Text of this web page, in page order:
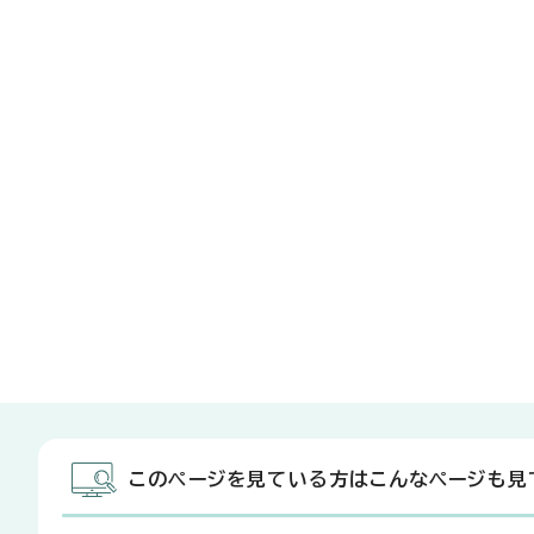
このページを見ている方はこんなページも見